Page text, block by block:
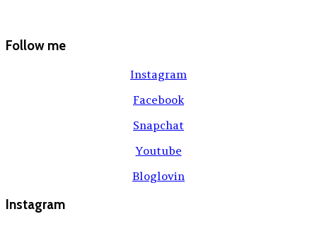
Follow me
Instagram
Facebook
Snapchat
Youtube
Bloglovin
Instagram